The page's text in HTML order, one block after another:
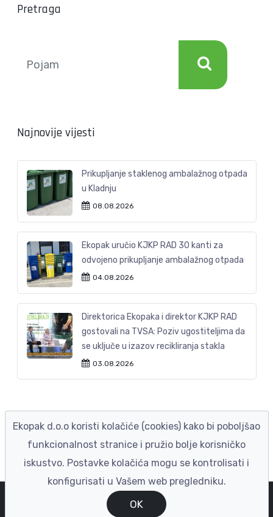
Pretraga
Najnovije vijesti
Prikupljanje staklenog ambalažnog otpada
u Kladnju
08.08.2026
Ekopak uručio KJKP RAD 30 kanti za
odvojeno prikupljanje ambalažnog otpada
04.08.2026
Direktorica Ekopaka i direktor KJKP RAD
gostovali na TVSA: Poziv ugostiteljima da
se uključe u izazov recikliranja stakla
03.08.2026
© EKOPAK 2023 | Izrada ENIGMA
Ekopak d.o.o koristi kolačiće (cookies) kako bi poboljšao
funkcionalnost stranice i pružio bolje korisničko
iskustvo. Postavke kolačića mogu se kontrolisati i
konfigurisati u Vašem web pregledniku.
OK